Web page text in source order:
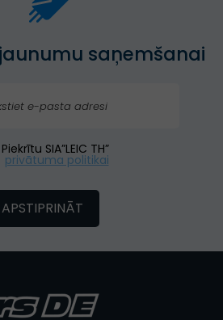
saņemšanai
Piekrītu SIA”LEIC TH”
privātuma politikai
APSTIPRINĀT